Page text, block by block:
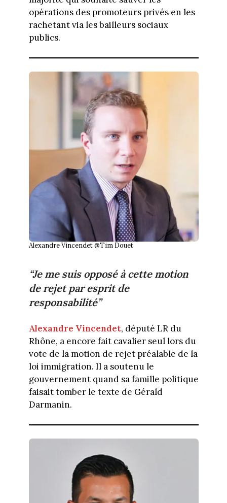
opérations des promoteurs privés en les
rachetant via les bailleurs sociaux
publics.
Alexandre Vincendet @Tim Douet
“Je me suis opposé à cette motion
de rejet par esprit de
responsabilité”
Alexandre Vincendet, député LR du
Rhône, a encore fait cavalier seul lors du
vote de la motion de rejet préalable de la
loi immigration. Il a soutenu le
gouvernement quand sa famille politique
faisait tomber le texte de Gérald
Darmanin.